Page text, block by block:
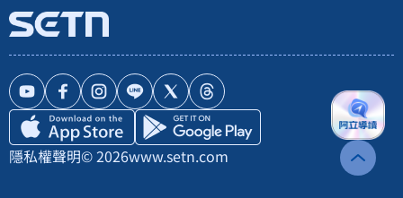
隱私權聲明© 2026www.setn.com